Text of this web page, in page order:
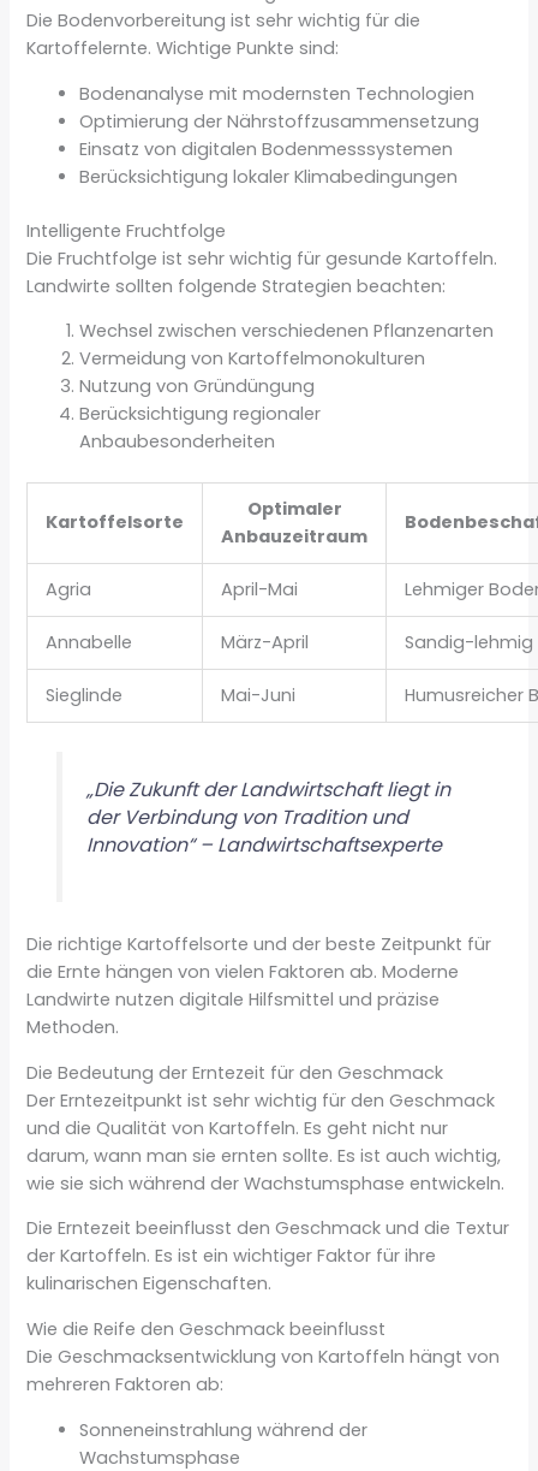
Die Bodenvorbereitung ist sehr wichtig für die
Kartoffelernte. Wichtige Punkte sind:
Bodenanalyse mit modernsten Technologien
Optimierung der Nährstoffzusammensetzung
Einsatz von digitalen Bodenmesssystemen
Berücksichtigung lokaler Klimabedingungen
Intelligente Fruchtfolge
Die Fruchtfolge ist sehr wichtig für gesunde Kartoffeln.
Landwirte sollten folgende Strategien beachten:
Wechsel zwischen verschiedenen Pflanzenarten
Vermeidung von Kartoffelmonokulturen
Nutzung von Gründüngung
Berücksichtigung regionaler
Anbaubesonderheiten
Kartoffelsorte
Optimaler
Anbauzeitraum
Agria April-Mai Lehmiger
Annabelle März-April Sandig-lehmig
Sieglinde Mai-Juni Humusreicher
„Die Zukunft der Landwirtschaft liegt in
der Verbindung von Tradition und
Innovation“ – Landwirtschaftsexperte
Die richtige Kartoffelsorte und der beste Zeitpunkt für
die Ernte hängen von vielen Faktoren ab. Moderne
Landwirte nutzen digitale Hilfsmittel und präzise
Methoden.
Die Bedeutung der Erntezeit für den Geschmack
Der Erntezeitpunkt ist sehr wichtig für den Geschmack
und die Qualität von Kartoffeln. Es geht nicht nur
darum, wann man sie ernten sollte. Es ist auch wichtig,
wie sie sich während der Wachstumsphase entwickeln.
Die Erntezeit beeinflusst den Geschmack und die Textur
der Kartoffeln. Es ist ein wichtiger Faktor für ihre
kulinarischen Eigenschaften.
Wie die Reife den Geschmack beeinflusst
Die Geschmacksentwicklung von Kartoffeln hängt von
mehreren Faktoren ab:
Sonneneinstrahlung während der
Wachstumsphase